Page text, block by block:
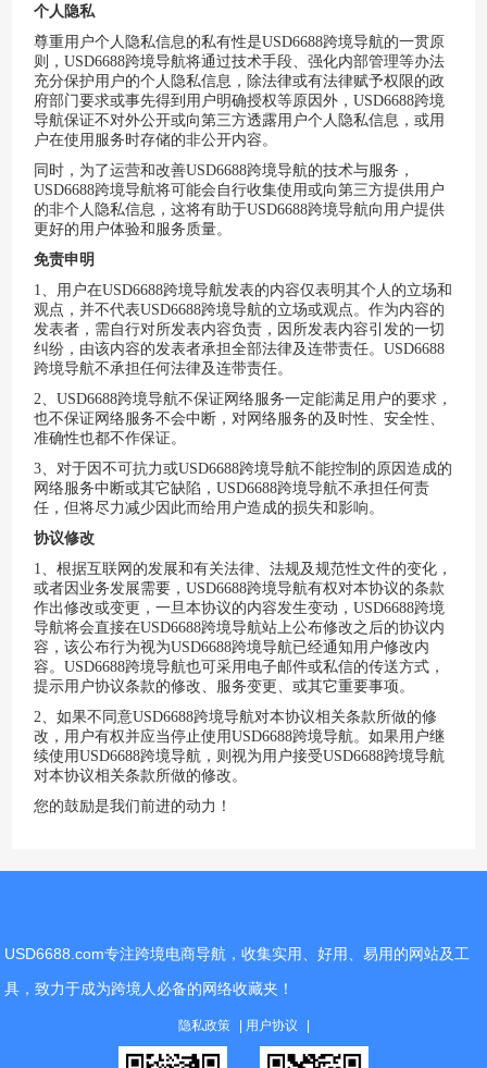
个人隐私
尊重用户个人隐私信息的私有性是USD6688跨境导航的一贯原
则，USD6688跨境导航将通过技术手段、强化内部管理等办法
充分保护用户的个人隐私信息，除法律或有法律赋予权限的政
府部门要求或事先得到用户明确授权等原因外，USD6688跨境
导航保证不对外公开或向第三方透露用户个人隐私信息，或用
户在使用服务时存储的非公开内容。
同时，为了运营和改善USD6688跨境导航的技术与服务，
USD6688跨境导航将可能会自行收集使用或向第三方提供用户
的非个人隐私信息，这将有助于USD6688跨境导航向用户提供
更好的用户体验和服务质量。
免责申明
1、用户在USD6688跨境导航发表的内容仅表明其个人的立场和
观点，并不代表USD6688跨境导航的立场或观点。作为内容的
发表者，需自行对所发表内容负责，因所发表内容引发的一切
纠纷，由该内容的发表者承担全部法律及连带责任。USD6688
跨境导航不承担任何法律及连带责任。
2、USD6688跨境导航不保证网络服务一定能满足用户的要求，
也不保证网络服务不会中断，对网络服务的及时性、安全性、
准确性也都不作保证。
3、对于因不可抗力或USD6688跨境导航不能控制的原因造成的
网络服务中断或其它缺陷，USD6688跨境导航不承担任何责
任，但将尽力减少因此而给用户造成的损失和影响。
协议修改
1、根据互联网的发展和有关法律、法规及规范性文件的变化，
或者因业务发展需要，USD6688跨境导航有权对本协议的条款
作出修改或变更，一旦本协议的内容发生变动，USD6688跨境
导航将会直接在USD6688跨境导航站上公布修改之后的协议内
容，该公布行为视为USD6688跨境导航已经通知用户修改内
容。USD6688跨境导航也可采用电子邮件或私信的传送方式，
提示用户协议条款的修改、服务变更、或其它重要事项。
2、如果不同意USD6688跨境导航对本协议相关条款所做的修
改，用户有权并应当停止使用USD6688跨境导航。如果用户继
续使用USD6688跨境导航 ，则视为用户接受USD6688跨境导航
对本协议相关条款所做的修改。
您的鼓励是我们前进的动力！
USD6688.com专注跨境电商导航，收集实用、好用、易用的网站及工
具，致力于成为跨境人必备的网络收藏夹！
隐私政策 用户协议